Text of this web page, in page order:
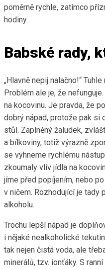
poměrně rychle, zatímco
hodiny.
Babské rady,
„Hlavně nepij nalačno!“
Problém ale je, že
na kocovinu. Je pravda, že
dobrý nápad, protože pak si
stůl. Zaplněný žaludek,
a bílkoviny, totiž výrazně
se vyhneme rychlému
zkoumaly vliv jídla na
jíme před popíjením, nebo
v ničem. Rozhodující je tady
alkoholu.
Trochu lepší nápad je
i nějaké nealkoholické
tak nejen čistá voda, ale
minerálů, tzv. ionťáky. S